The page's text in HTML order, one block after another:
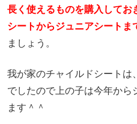
長く使えるものを購入してお
シートからジュニアシートま
ましょう。
我が家のチャイルドシートは
でしたので上の子は今年から
ます＾＾